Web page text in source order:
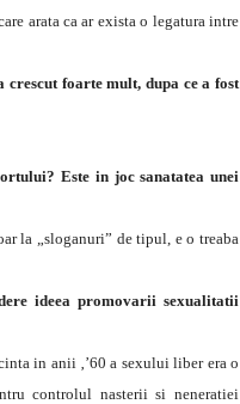
arata ca ar exista o legatura intre
foarte mult, dupa ce a fost
Este in joc sanatatea unei
la „sloganuri” de tipul, e o treaba
ideea promovarii sexualitatii
in anii ‚’60 a sexului liber era o
controlul nasterii si neneratiei